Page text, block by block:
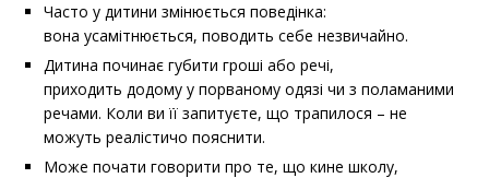
Часто у дитини змінюється поведінка:
вона усамітнюється, поводить себе незвичайно.
Дитина починає губити гроші або речі,
приходить додому у порваному одязі чи з поламаними
речами. Коли ви її запитуєте, що трапилося – не
можуть реалістичо пояснити.
Може почати говорити про те, що кине школу,